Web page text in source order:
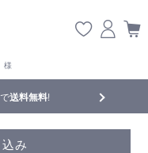
様
送料無料! 【重要】
み